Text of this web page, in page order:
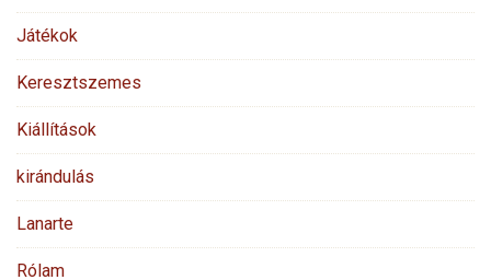
Játékok
Keresztszemes
Kiállítások
kirándulás
Lanarte
Rólam